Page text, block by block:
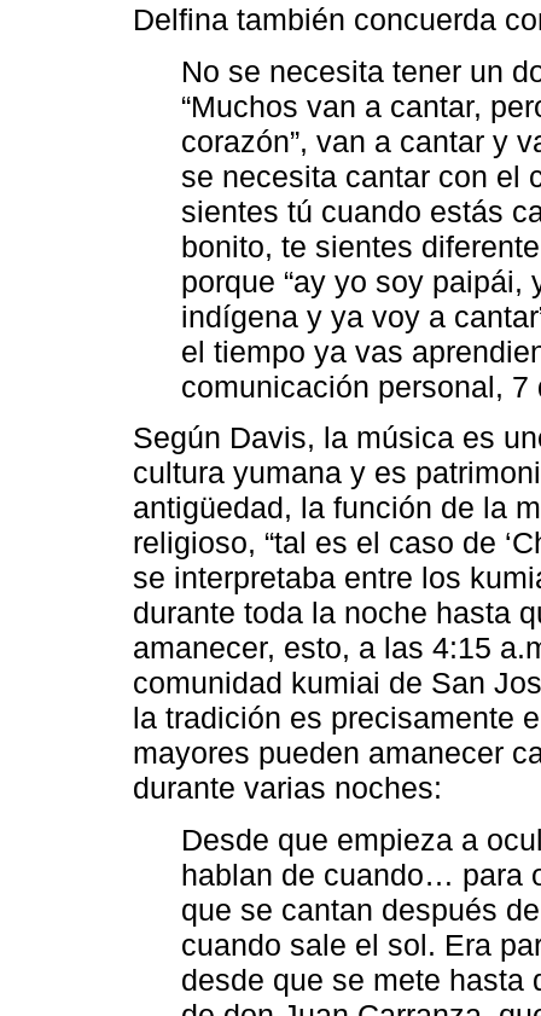
Delfina también concuerda
No se necesita tener un
“Muchos van a cantar,
corazón”, van a cantar y
se necesita cantar con el
sientes tú cuando estás
bonito, te sientes
porque “ay yo soy
indígena y ya voy a
el tiempo ya vas
comunicación personal, 7
Según Davis, la música es
cultura yumana y es
antigüedad, la función de la
religioso, “tal es el caso de
se interpretaba entre los
durante toda la noche hasta
amanecer, esto, a las 4:15
comunidad kumiai de San
la tradición es precisamente
mayores pueden amanecer
durante varias noches:
Desde que empieza a
hablan de cuando… para
que se cantan después
cuando sale el sol. Era
desde que se mete hasta